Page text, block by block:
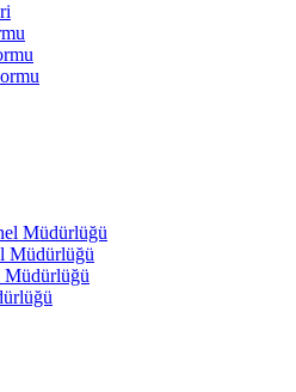
Müdürlüğü
Müdürlüğü
Müdürlüğü